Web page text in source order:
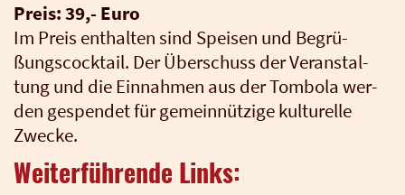
Preis: 39,- Euro
Im Preis ent­hal­ten sind Spei­sen und Begrü­
ßungs­cock­tail. Der Über­schuss der Ver­an­stal­
tung und die Ein­nah­men aus der Tom­bo­la wer­
den gespen­det für gemein­nüt­zi­ge kul­tu­rel­le
Zwe­cke.
Weiterführende Links: